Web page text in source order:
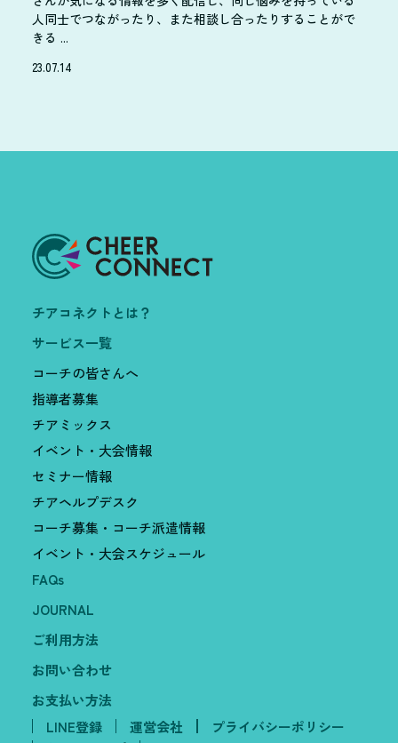
人同士でつながったり、また相談し合ったりすることがで
きる ...
23.07.14
チアコネクトとは？
サービス一覧
コーチの皆さんへ
指導者募集
チアミックス
イベント・大会情報
セミナー情報
チアヘルプデスク
コーチ募集・コーチ派遣情報
イベント・大会スケジュール
FAQs
JOURNAL
ご利用方法
お問い合わせ
お支払い方法
LINE登録
運営会社
プライバシーポリシー